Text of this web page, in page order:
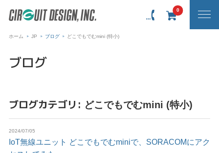
0
ホーム JP ブログ どこでもでむmini (特小)
ブログ
ブログカテゴリ: どこでもでむmini (特小)
2024/07/05
IoT無線ユニット どこでもでむminiで、SORACOMにアク